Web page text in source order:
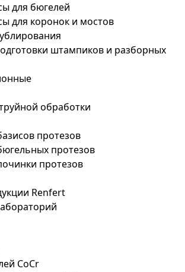
для бюгелей
для коронок и мостов
штампиков и разборных
обработки
протезов
протезов
протезов
Renfert
CoCr